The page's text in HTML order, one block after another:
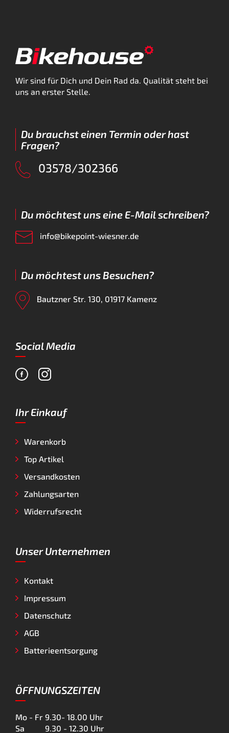
Wir sind für Dich und Dein Rad da. Qualität steht bei
uns an erster Stelle.
Du brauchst einen Termin oder hast
Fragen?
03578/302366
Du möchtest uns eine E-Mail schreiben?
info@bikepoint-wiesner.de
Du möchtest uns Besuchen?
Bautzner Str. 130, 01917 Kamenz
Social Media
Ihr Einkauf
Warenkorb
Top Artikel
Versandkosten
Zahlungsarten
Widerrufsrecht
Unser Unternehmen
Kontakt
Impressum
Datenschutz
AGB
Batterieentsorgung
ÖFFNUNGSZEITEN
Mo - Fr 9.30- 18.00 Uhr
Sa
9.30 - 12.30 Uhr